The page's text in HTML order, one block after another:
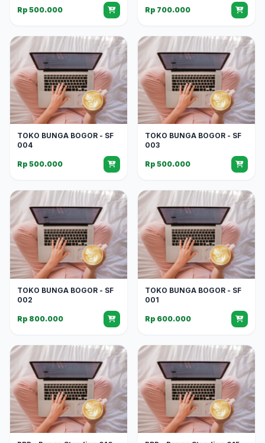
Rp 500.000 Rp 700.000
TOKO BUNGA BOGOR - SF
004
Rp 500.000
TOKO BUNGA BOGOR - SF
003
Rp 500.000
TOKO BUNGA BOGOR - SF
002
Rp 800.000
TOKO BUNGA BOGOR - SF
001
Rp 600.000